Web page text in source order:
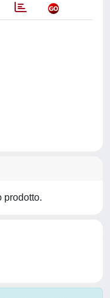
prodotto.